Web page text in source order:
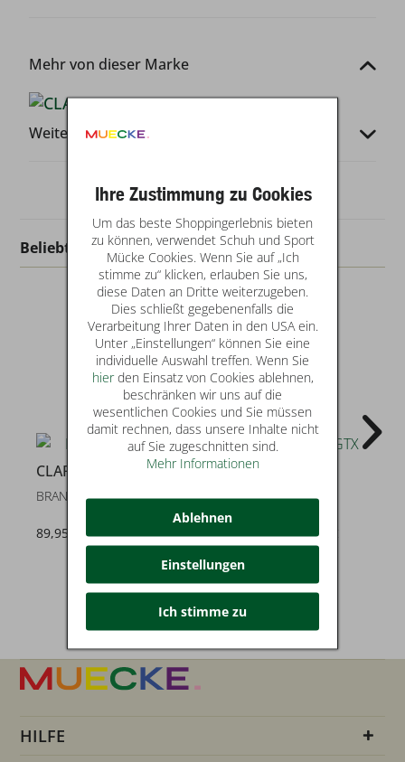
Mehr von dieser Marke
Weitere Infos
Beliebt in dieser Kategorie
CLARKS
BRANDON LIMIT
89,95 €
38
CLARKS
ALDWIN LACEGTX
79,99 € statt* 130,00 €
HILFE
Ihre Zustimmung zu Cookies
Um das beste Shoppingerlebnis bieten
zu können, verwendet Schuh und Sport
Mücke Cookies. Wenn Sie auf „Ich
stimme zu“ klicken, erlauben Sie uns,
diese Daten an Dritte weiterzugeben.
Dies schließt gegebenenfalls die
Verarbeitung Ihrer Daten in den USA ein.
Unter „Einstellungen“ können Sie eine
individuelle Auswahl treffen. Wenn Sie
hierden Einsatz von Cookies ablehnen,
beschränken wir uns auf die
wesentlichen Cookies und Sie müssen
damit rechnen, dass unsere Inhalte nicht
auf Sie zugeschnitten sind.
Mehr Informationen
Ablehnen
Einstellungen
Ich stimme zu